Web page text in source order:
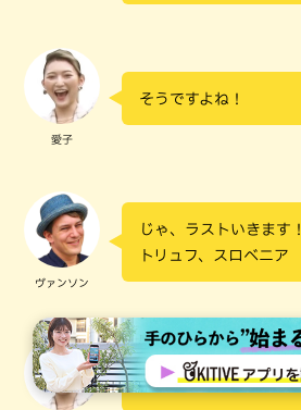
愛子
そうですよね！
ヴァンソン
じゃ、ラストいきます！
トリュフ、スロベニア
いきますか！